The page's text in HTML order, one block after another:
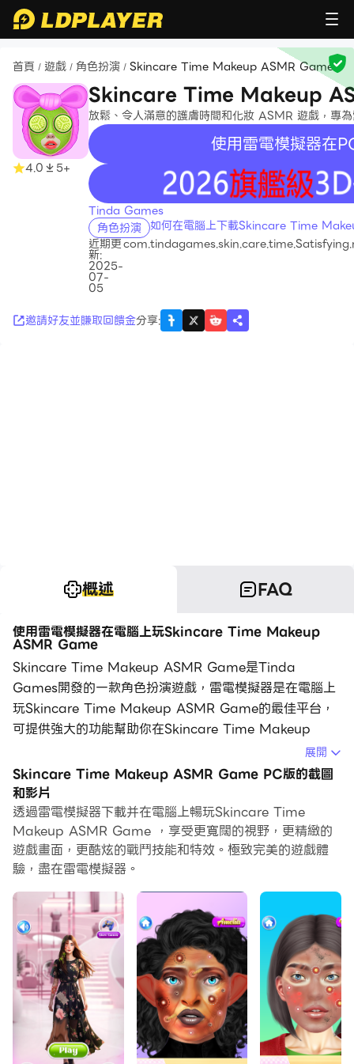
首頁 / 遊戲 / 角色扮演 / Skincare Time Makeup ASMR Game
4.0 5+
Skincare Time Makeup
放鬆、令人滿意的護膚時間和化妝 ASMR 遊戲，專
使用雷電模擬器在
recommend
Tinda Games
角色扮演 如何在電腦上下載Skincare Time
近期更
新:
2025-
07-
05
邀請好友並賺取回饋金分享:
概述 FAQ
使用雷電模擬器在電腦上玩Skincare Time Makeup
ASMR Game
Skincare Time Makeup ASMR Game是Tinda
Games開發的一款角色扮演遊戲，雷電模擬器是在電腦上
玩Skincare Time Makeup ASMR Game的最佳平台，
可提供強大的功能幫助你在Skincare Time Makeup
當你在電腦上玩Skincare Time Makeup ASMR Game
的時候，作為一個想要運行新帳號的初始玩家，多開和同步
器功能對於首抽是非常有用的。你可以使用他們去複製多個
模擬器然後開始同步過程。綁定您的帳號直到您抽到喜歡的
英雄。
此外，操作錄製對於那些需要你升級和完成任務的遊戲是一
個很棒的選擇！運行同步器並錄製您的操作，然後即時地重
複主實例的操作。通過這樣做，您可以同時執行2個或更多
的帳戶。你可以總在其他人之前得到你想要的英雄！這要歸
功於更快的刷初始和更省時的召喚！現在就開始在電腦上下
載和玩Skincare Time Makeup ASMR Game吧！
歡迎來到護膚時間化妝 ASMR 遊戲！您的放鬆美容院！享
受專為您打造的護膚、化妝和 ASMR 遊戲。幫助客戶清潔
展開
Skincare Time Makeup ASMR Game PC版的截圖
和影片
透過雷電模擬器下載并在電腦上暢玩Skincare Time
Makeup ASMR Game ，享受更寬闊的視野，更精緻的
遊戲畫面，更酷炫的戰鬥技能和特效。極致完美的遊戲體
驗，盡在雷電模擬器。